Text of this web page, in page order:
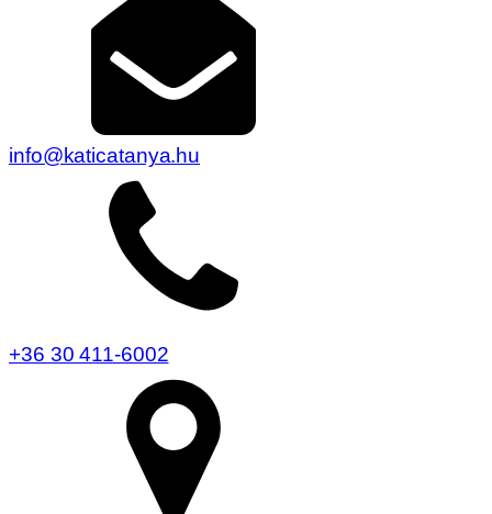
info@katicatanya.hu
+36 30 411-6002